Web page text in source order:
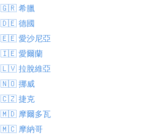
🇬🇷 希臘
🇩🇪 德國
🇪🇪 愛沙尼亞
🇮🇪 愛爾蘭
🇱🇻 拉脫維亞
🇳🇴 挪威
🇨🇿 捷克
🇲🇩 摩爾多瓦
🇲🇨 摩納哥